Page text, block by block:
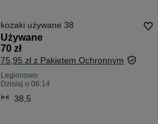
kozaki używane 38
Używane
70 zł
75,95 zł z Pakietem Ochronnym
Legionowo
Dzisiaj o 06:14
38,5